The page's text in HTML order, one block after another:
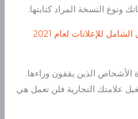
ونوع النسخة المراد كتابتها.
للإعلانات لعام 2021
الأشخاص الذين يقفون وراءها.
علامتك التجارية فلن تعمل هي